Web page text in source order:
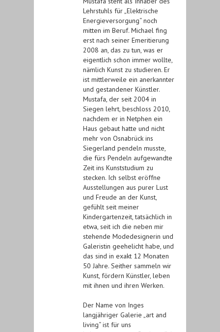
Lehrstuhls für „Elektrische
Energieversorgung“ noch
mitten im Beruf. Michael fing
erst nach seiner Emeritierung
2008 an, das zu tun, was er
eigentlich schon immer wollte,
nämlich Kunst zu studieren. Er
ist mittlerweile ein anerkannter
und gestandener Künstler.
Mustafa, der seit 2004 in
Siegen lehrt, beschloss 2010,
nachdem er in Netphen ein
Haus gebaut hatte und nicht
mehr von Osnabrück ins
Siegerland pendeln musste,
die fürs Pendeln aufgewandte
Zeit ins Kunststudium zu
stecken. Ich selbst eröffne
Ausstellungen aus purer Lust
und Freude an der Kunst,
gefühlt seit meiner
Kindergartenzeit, tatsächlich in
etwa, seit ich die neben mir
stehende Modedesignerin und
Galeristin geehelicht habe, und
das sind in exakt 12 Monaten
50 Jahre. Seither sammeln wir
Kunst, fördern Künstler, leben
mit ihnen und ihren Werken.
Der Name von Inges
langjähriger Galerie „art and
living“ ist für uns